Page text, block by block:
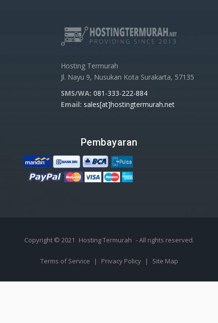
Hosting Termurah
Jl. Nayu 9, Nusukan Kota Surakarta, 57135
SMS/WA: 081-333-222-884
Email: sales[at]hostingtermurah.net
Pembayaran
Copyright © 2021 Hosting Termurah - All rights reserved.
Terms of Service | Privacy Policy | Site Map